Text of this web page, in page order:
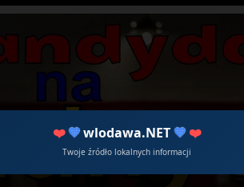
❤️ 💙wlodawa.NET 💙❤️
Twoje źródło lokalnych informacji